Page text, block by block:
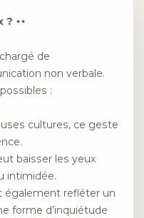
?
de
non verbale.
:
cultures, ce geste
baisser les yeux
intimidée.
également refléter un
forme d’inquiétude